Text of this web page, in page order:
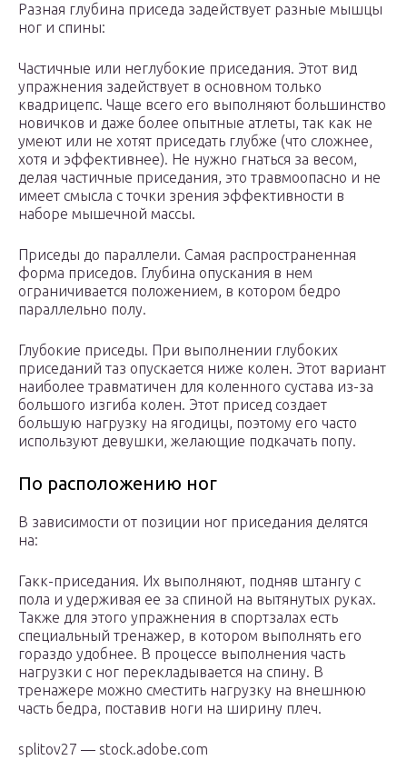
Разная глубина приседа задействует разные мышцы
ног и спины:
Частичные или неглубокие приседания. Этот вид
упражнения задействует в основном только
квадрицепс. Чаще всего его выполняют большинство
новичков и даже более опытные атлеты, так как не
умеют или не хотят приседать глубже (что сложнее,
хотя и эффективнее). Не нужно гнаться за весом,
делая частичные приседания, это травмоопасно и не
имеет смысла с точки зрения эффективности в
наборе мышечной массы.
Приседы до параллели. Самая распространенная
форма приседов. Глубина опускания в нем
ограничивается положением, в котором бедро
параллельно полу.
Глубокие приседы. При выполнении глубоких
приседаний таз опускается ниже колен. Этот вариант
наиболее травматичен для коленного сустава из-за
большого изгиба колен. Этот присед создает
большую нагрузку на ягодицы, поэтому его часто
используют девушки, желающие подкачать попу.
По расположению ног
В зависимости от позиции ног приседания делятся
на:
Гакк-приседания. Их выполняют, подняв штангу с
пола и удерживая ее за спиной на вытянутых руках.
Также для этого упражнения в спортзалах есть
специальный тренажер, в котором выполнять его
гораздо удобнее. В процессе выполнения часть
нагрузки с ног перекладывается на спину. В
тренажере можно сместить нагрузку на внешнюю
часть бедра, поставив ноги на ширину плеч.
splitov27 — stock.adobe.com